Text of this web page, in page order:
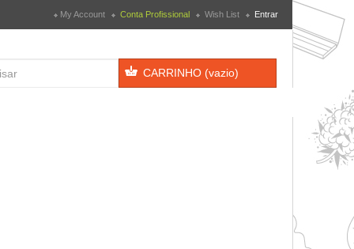
My Account Conta Profissional Wish List Entrar
CARRINHO (vazio)